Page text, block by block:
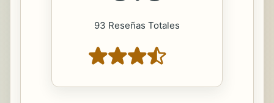
93 Reseñas Totales